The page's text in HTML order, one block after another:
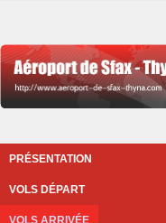
PRÉSENTATION
VOLS DÉPART
VOLS ARRIVÉE